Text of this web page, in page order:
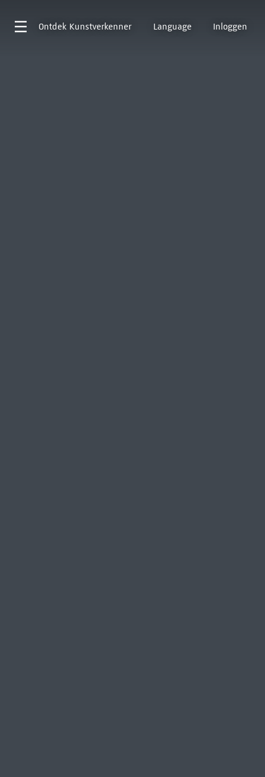
Ontdek Kunstverkenner Language Inloggen